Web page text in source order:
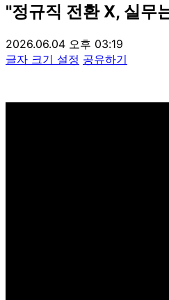
"정규직 전환 X, 실무
2026.06.04 오후 03:19
글자 크기 설정 공유하기